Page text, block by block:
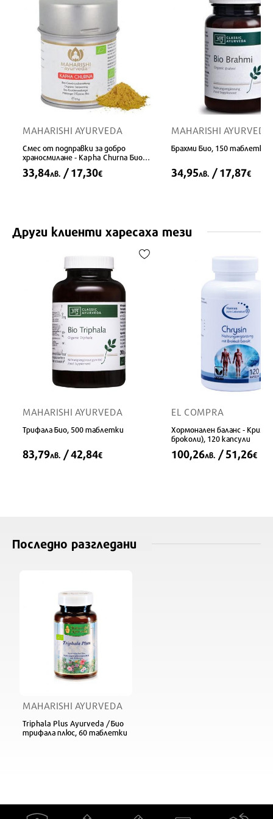
MAHARISHI AYURVEDA
Смес от подправки за добро
храносмилане - Kapha Churna Био
Maharishi Ayurveda®, 35 g
33,84лв. / 17,30€
MAHARISHI AYURVEDA
Брахми Био, 150 таблетки
34,95лв. / 17,87€
Други клиенти харесаха тези
MAHARISHI AYURVEDA
Трифала Био, 500 таблетки
83,79лв. / 42,84€
EL COMPRA
Хормонален баланс -
броколи), 120 капсули
100,26лв. / 51,26€
Последно разгледани
MAHARISHI AYURVEDA
Triphala Plus Ayurveda / Био
трифала плюс, 60 таблетки